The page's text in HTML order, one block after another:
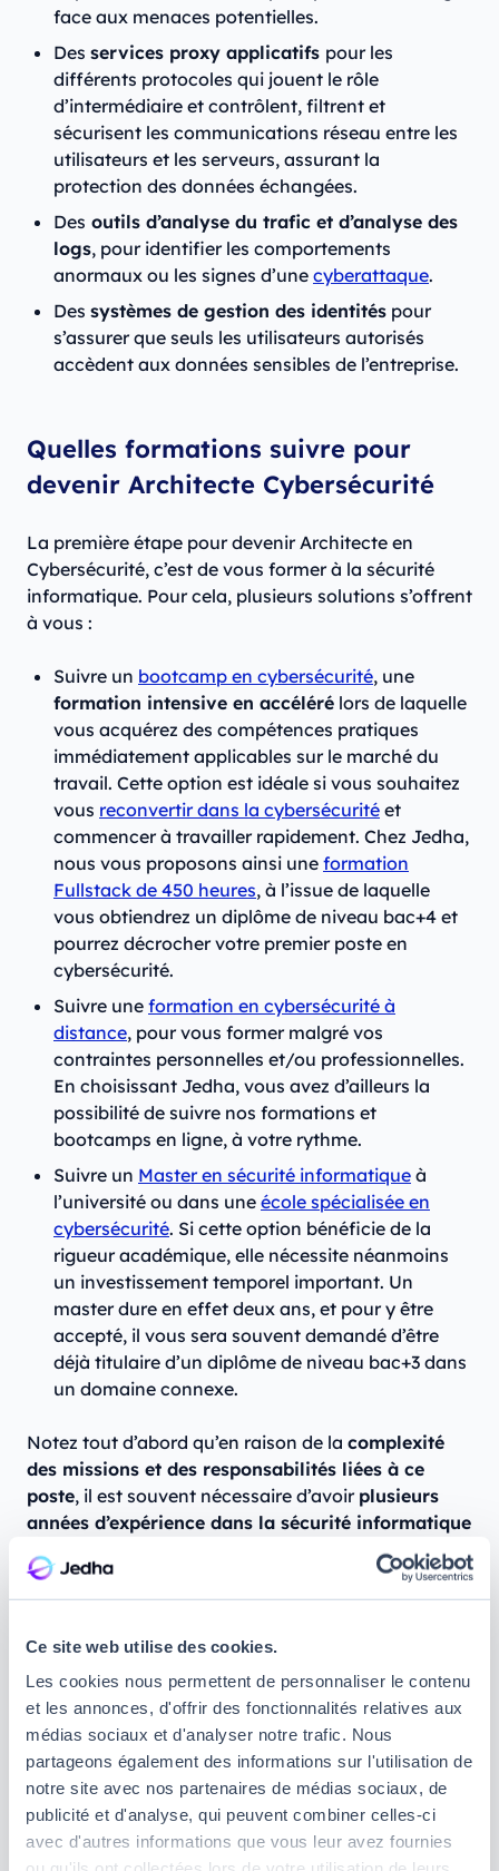
Ce site web utilise des cookies.
Les cookies nous permettent de personnaliser le contenu
et les annonces, d'offrir des fonctionnalités relatives aux
médias sociaux et d'analyser notre trafic. Nous
partageons également des informations sur l'utilisation de
notre site avec nos partenaires de médias sociaux, de
publicité et d'analyse, qui peuvent combiner celles-ci
avec d'autres informations que vous leur avez fournies
face aux menaces potentielles.
Des services proxy applicatifs pour les
différents protocoles qui jouent le rôle
d’intermédiaire et contrôlent, filtrent et
sécurisent les communications réseau entre les
utilisateurs et les serveurs, assurant la
protection des données échangées.
Des outils d’analyse du trafic et d’analyse des
logs, pour identifier les comportements
anormaux ou les signes d’une cyberattaque.
Des systèmes de gestion des identités pour
s’assurer que seuls les utilisateurs autorisés
accèdent aux données sensibles de l’entreprise.
Quelles formations suivre pour
devenir Architecte Cybersécurité
La première étape pour devenir Architecte en
Cybersécurité, c’est de vous former à la sécurité
informatique. Pour cela, plusieurs solutions s’offrent
à vous :
Suivre un bootcamp en cybersécurité, une
formation intensive en accéléré lors de laquelle
vous acquérez des compétences pratiques
immédiatement applicables sur le marché du
travail. Cette option est idéale si vous souhaitez
vous reconvertir dans la cybersécurité et
commencer à travailler rapidement. Chez Jedha,
nous vous proposons ainsi une formation
Fullstack de 450 heures, à l’issue de laquelle
vous obtiendrez un diplôme de niveau bac+4 et
pourrez décrocher votre premier poste en
cybersécurité.
Suivre une formation en cybersécurité à
distance, pour vous former malgré vos
contraintes personnelles et/ou professionnelles.
En choisissant Jedha, vous avez d’ailleurs la
possibilité de suivre nos formations et
bootcamps en ligne, à votre rythme.
Suivre un Master en sécurité informatique à
l’université ou dans une école spécialisée en
cybersécurité. Si cette option bénéficie de la
rigueur académique, elle nécessite néanmoins
un investissement temporel important. Un
master dure en effet deux ans, et pour y être
accepté, il vous sera souvent demandé d’être
déjà titulaire d’un diplôme de niveau bac+3 dans
un domaine connexe.
Notez tout d’abord qu’en raison de la complexité
des missions et des responsabilités liées à ce
poste, il est souvent nécessaire d’avoir plusieurs
années d’expérience dans la sécurité informatique
avant de pouvoir prétendre à un poste d’Architecte
Cybersécurité. Vous devrez donc d’abord
commencer parvous former à la cybersécurité;
Une fois votreformation en cybersécuritéterminée,
vous pourrez commencer àtravailler dans la
cybersécurité. Vous pourrez ainsi débuter votre
carrière en tant qu’Ingénieur Sécurité,Analyste
SOC ou encore Administrateur Réseau, ce qui vous
permettra de développer une expertise solide en
gestion des risques et des menaces, que vous
pourrez compléter en suivant notreformation de